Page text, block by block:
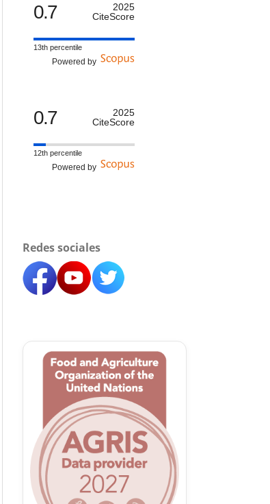
0.7
2025
CiteScore
13th percentile
Powered by
0.7
2025
CiteScore
12th percentile
Powered by
Redes sociales